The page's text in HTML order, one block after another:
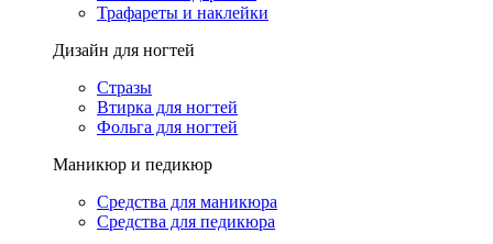
Трафареты и наклейки
Дизайн для ногтей
Стразы
Втирка для ногтей
Фольга для ногтей
Маникюр и педикюр
Средства для маникюра
Средства для педикюра